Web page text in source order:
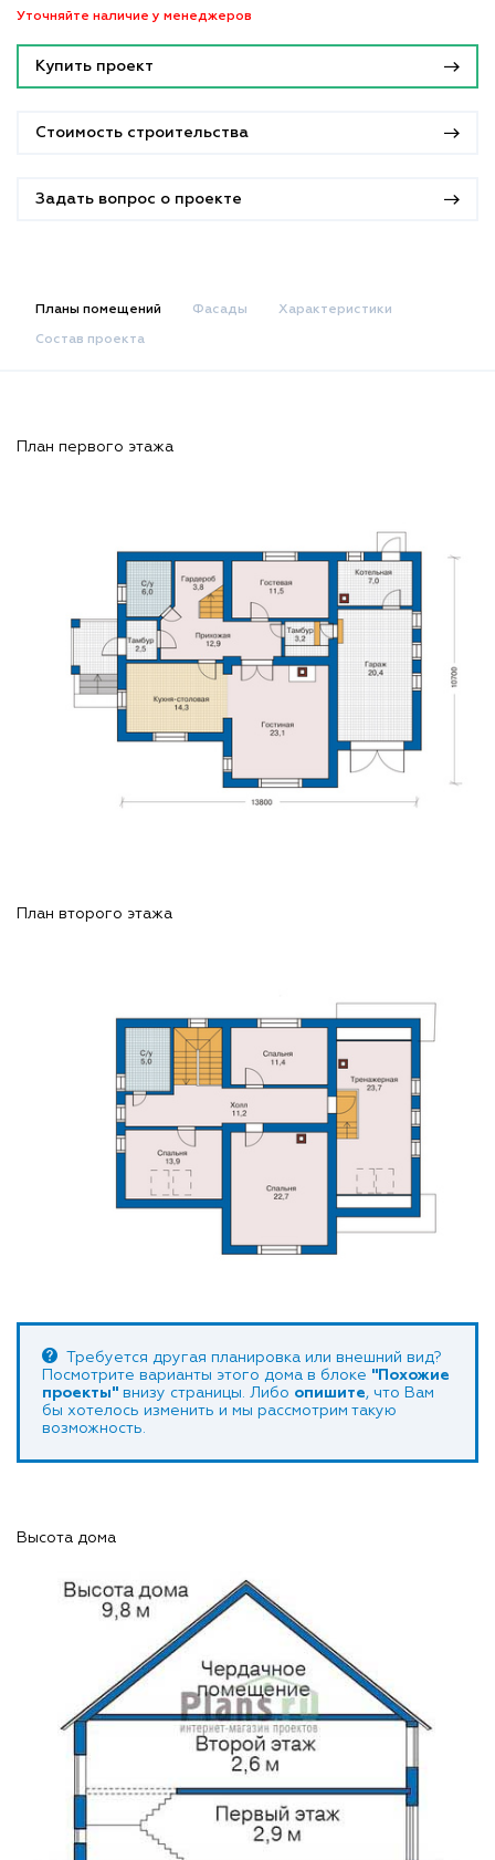
Уточняйте наличие у менеджеров
Купить проект
Стоимость строительства
Задать вопрос о проекте
Планы помещений Фасады Характеристики
Состав проекта
План первого этажа
План второго этажа
Требуется другая планировка или внешний вид?
Посмотрите варианты этого дома в блоке "Похожие
проекты" внизу страницы. Либо опишите, что Вам
бы хотелось изменить и мы рассмотрим такую
возможность.
Высота дома